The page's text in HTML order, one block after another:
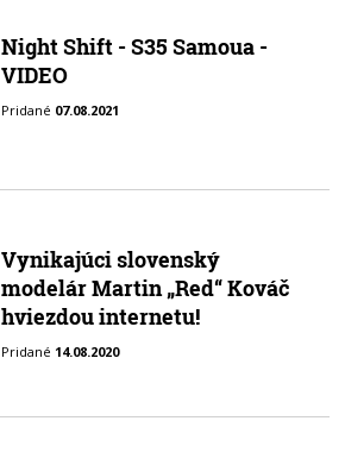
Night Shift - S35 Samoua -
VIDEO
Pridané 07.08.2021
Vynikajúci slovenský
modelár Martin „Red“ Kováč
hviezdou internetu!
Pridané 14.08.2020